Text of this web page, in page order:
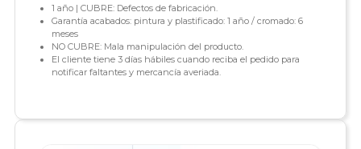
1 año | CUBRE: Defectos de fabricación.
Garantía acabados: pintura y plastificado: 1 año / cromado: 6
meses
NO CUBRE: Mala manipulación del producto.
El cliente tiene 3 días hábiles cuando reciba el pedido para
notificar faltantes y mercancía averiada.